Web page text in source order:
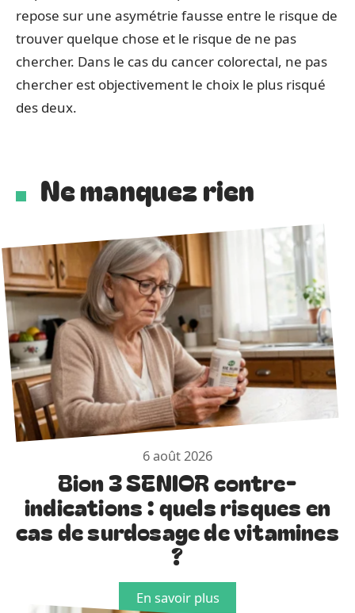
repose sur une asymétrie fausse entre le risque de
trouver quelque chose et le risque de ne pas
chercher. Dans le cas du cancer colorectal, ne pas
chercher est objectivement le choix le plus risqué
des deux.
Ne manquez rien
6 août 2026
Bion 3 SENIOR contre-
indications : quels risques en
cas de surdosage de vitamines
?
En savoir plus